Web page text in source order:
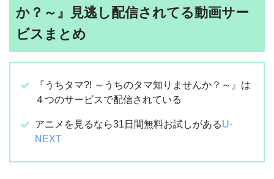
か？～』見逃し配信されてる動画サー
ビスまとめ
『うちタマ?! ～うちのタマ知りませんか？～』は
４つのサービスで配信されている
アニメを見るなら31日間無料お試しがあるU-
NEXT